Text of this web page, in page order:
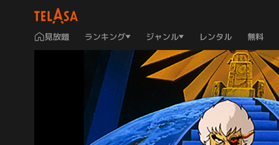
見放題 ランキング ジャンル レンタル 無料